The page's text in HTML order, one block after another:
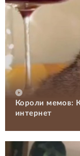
Короли мемов:
интернет